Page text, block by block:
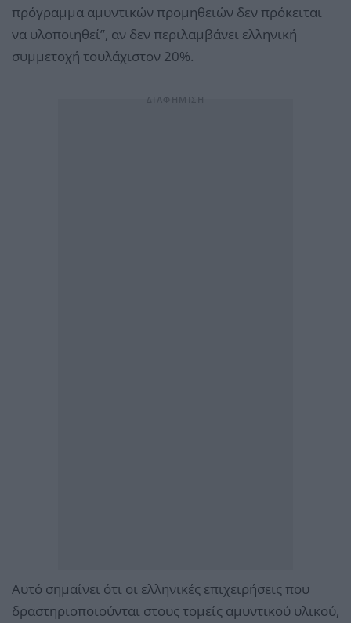
πρόγραμμα αμυντικών προμηθειών δεν πρόκειται
να υλοποιηθεί”, αν δεν περιλαμβάνει ελληνική
συμμετοχή τουλάχιστον 20%.
Αυτό σημαίνει ότι οι ελληνικές επιχειρήσεις που
δραστηριοποιούνται στους τομείς αμυντικού υλικού,